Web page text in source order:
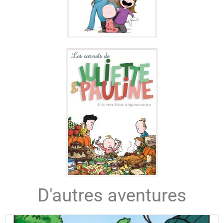
D'autres aventures